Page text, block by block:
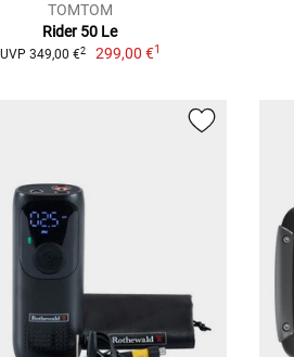
TOMTOM
Rider 50 Le
UVP 349,00 €2 299,00 €1